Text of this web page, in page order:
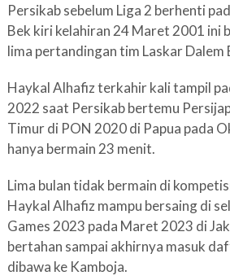
Persikab sebelum Liga 2 berhenti
Bek kiri kelahiran 24 Maret 2001 ini
lima pertandingan tim Laskar Dalem
Haykal Alhafiz terkahir kali tampil
2022 saat Persikab bertemu
Timur di PON 2020 di Papua pada
hanya bermain 23 menit.
Lima bulan tidak bermain di
Haykal Alhafiz mampu bersaing di
Games 2023 pada Maret 2023 di
bertahan sampai akhirnya masuk
dibawa ke Kamboja.